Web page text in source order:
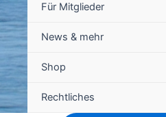
Für Mitglieder
News & mehr
Shop
Rechtliches